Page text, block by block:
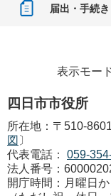
届出・手続き
表示モー
四日市市役所
所在地：〒510-
図 〕
代表電話：
059-
法人番号：
開庁時間：月曜日